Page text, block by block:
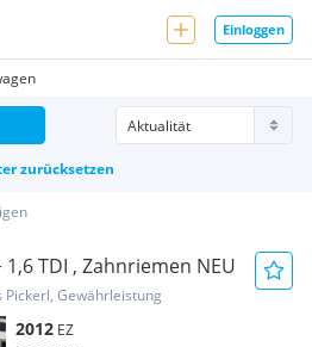
Einloggen
zurücksetzen
TDI , Zahnriemen NEU
Gewährleistung
2012 EZ